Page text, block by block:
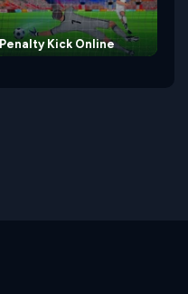
Penalty Kick Online